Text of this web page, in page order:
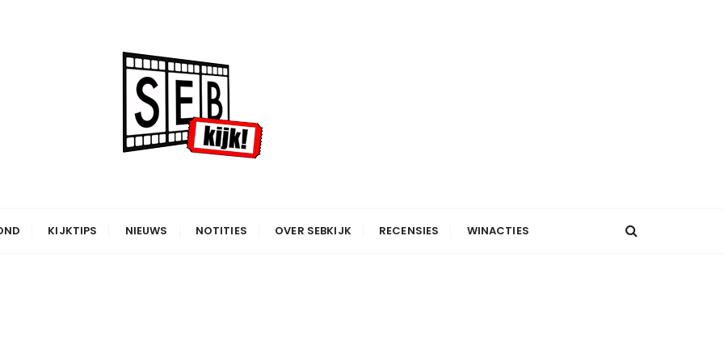
KIJKTIPS NIEUWS NOTITIES OVER SEBKIJK RECENSIES WINACTIES